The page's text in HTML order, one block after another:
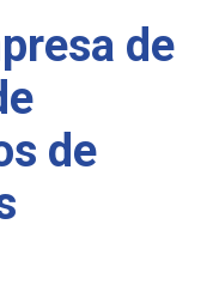
de
de